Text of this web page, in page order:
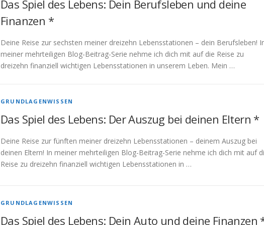
Das Spiel des Lebens: Dein Berufsleben und deine
Finanzen *
Deine Reise zur sechsten meiner dreizehn Lebensstationen – dein Berufsleben!
meiner mehrteiligen Blog-Beitrag-Serie nehme ich dich mit auf die Reise zu
dreizehn finanziell wichtigen Lebensstationen in unserem Leben. Mein …
GRUNDLAGENWISSEN
Das Spiel des Lebens: Der Auszug bei deinen Eltern *
Deine Reise zur fünften meiner dreizehn Lebensstationen – deinem Auszug bei
deinen Eltern! In meiner mehrteiligen Blog-Beitrag-Serie nehme ich dich mit auf
Reise zu dreizehn finanziell wichtigen Lebensstationen in …
GRUNDLAGENWISSEN
Das Spiel des Lebens: Dein Auto und deine Finanzen